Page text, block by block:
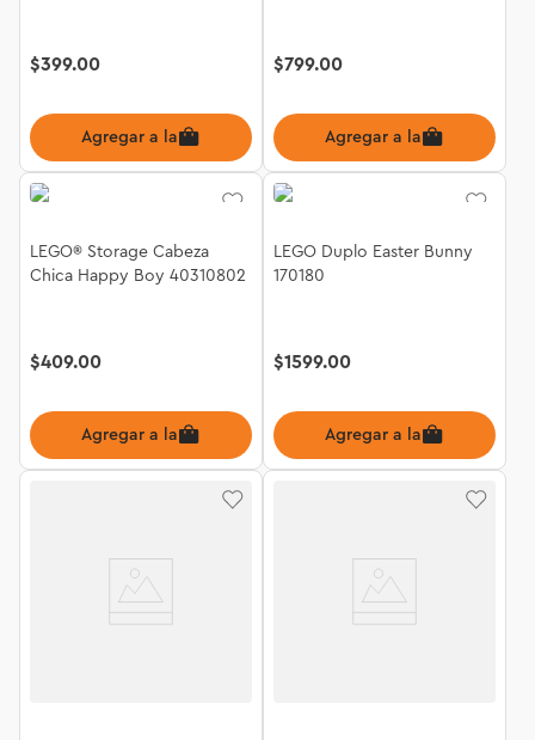
$399.00
Agregar a la bolsa
$799.00
Agregar a la bolsa
LEGO® Storage Cabeza
Chica Happy Boy 40310802
$409.00
Agregar a la bolsa
LEGO Duplo Easter Bunny
170180
$1599.00
Agregar a la bolsa